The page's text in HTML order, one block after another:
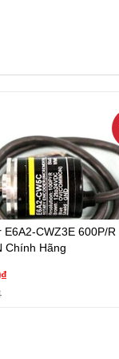
E6A2-CWZ3E 600P/R
Chính Hãng
E6A2-CWZ3E 600P/R
Chính Hãng